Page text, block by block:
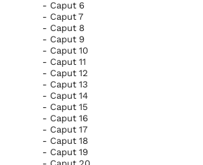
Thema’s
Berichten
Denzinger
Nieuwste Documenten
5. Het gebed van de Kerk
In Christus wordt onze honger
- Caput 6
- Caput 7
- Caput 8
- Caput 9
- Caput 10
- Caput 11
- Caput 12
- Caput 13
- Caput 14
- Caput 15
- Caput 16
- Caput 17
- Caput 18
- Caput 19
- Caput 34
Locutusque est Dominus ad
" Praecipe filiis Israel et dices
ingressi fueritis terram hanc
possessionem vobis sorte
terminabitur.
Pars meridiana incipiet a
iuxta Edom, et habebit